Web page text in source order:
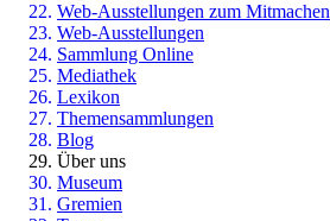
Web-Ausstellungen zum Mitmachen
Web-Ausstellungen
Sammlung Online
Mediathek
Lexikon
Themensammlungen
Blog
Über uns
Museum
Gremien